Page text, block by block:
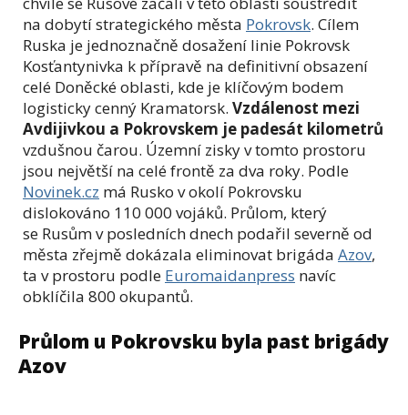
na dobytí strategického města Pokrovsk. Cílem
Ruska je jednoznačně dosažení linie Pokrovsk
Kosťantynivka k přípravě na definitivní obsazení
celé Doněcké oblasti, kde je klíčovým bodem
logisticky cenný Kramatorsk. Vzdálenost mezi
Avdijivkou a Pokrovskem je padesát kilometrů
vzdušnou čarou. Územní zisky v tomto prostoru
jsou největší na celé frontě za dva roky. Podle
Novinek.cz má Rusko v okolí Pokrovsku
dislokováno 110 000 vojáků. Průlom, který
se Rusům v posledních dnech podařil severně od
města zřejmě dokázala eliminovat brigáda Azov,
ta v prostoru podle Euromaidanpress navíc
obklíčila 800 okupantů.
Průlom u Pokrovsku byla past brigády
Azov